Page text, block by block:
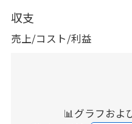
収支
売上/コスト/利益
📊グラフおよ